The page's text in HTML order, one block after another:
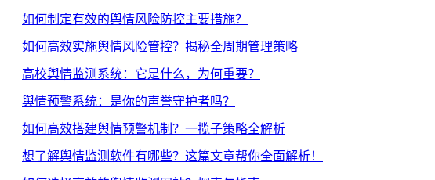
如何制定有效的舆情风险防控主要措施？
如何高效实施舆情风险管控？揭秘全周期管理策略
高校舆情监测系统：它是什么，为何重要？
舆情预警系统：是你的声誉守护者吗？
如何高效搭建舆情预警机制？一揽子策略全解析
想了解舆情监测软件有哪些？这篇文章帮你全面解析！